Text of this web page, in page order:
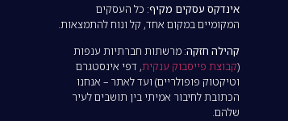
אינדקס עסקים מקיף: כל העסקים
המקומיים במקום אחד, קל ונוח להתמצאות.
קהילה חזקה: מרשתות חברתיות ענפות
(קבוצת פייסבוק ענקית, דפי אינסטגרם
וטיקטוק פופולריים) ועד לאתר – אנחנו
הכתובת לחיבור אמיתי בין תושבים לעיר
שלהם.